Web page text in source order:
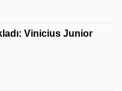
Vinicius Junior